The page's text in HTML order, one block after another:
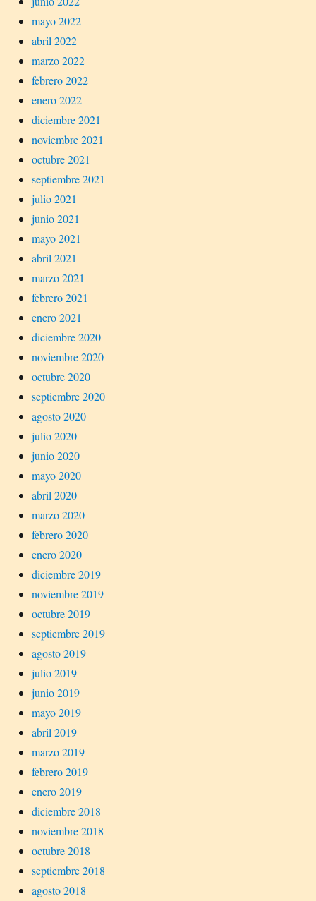
mayo 2022
abril 2022
marzo 2022
febrero 2022
enero 2022
diciembre 2021
noviembre 2021
octubre 2021
septiembre 2021
julio 2021
junio 2021
mayo 2021
abril 2021
marzo 2021
febrero 2021
enero 2021
diciembre 2020
noviembre 2020
octubre 2020
septiembre 2020
agosto 2020
julio 2020
junio 2020
mayo 2020
abril 2020
marzo 2020
febrero 2020
enero 2020
diciembre 2019
noviembre 2019
octubre 2019
septiembre 2019
agosto 2019
julio 2019
junio 2019
mayo 2019
abril 2019
marzo 2019
febrero 2019
enero 2019
diciembre 2018
noviembre 2018
octubre 2018
septiembre 2018
agosto 2018